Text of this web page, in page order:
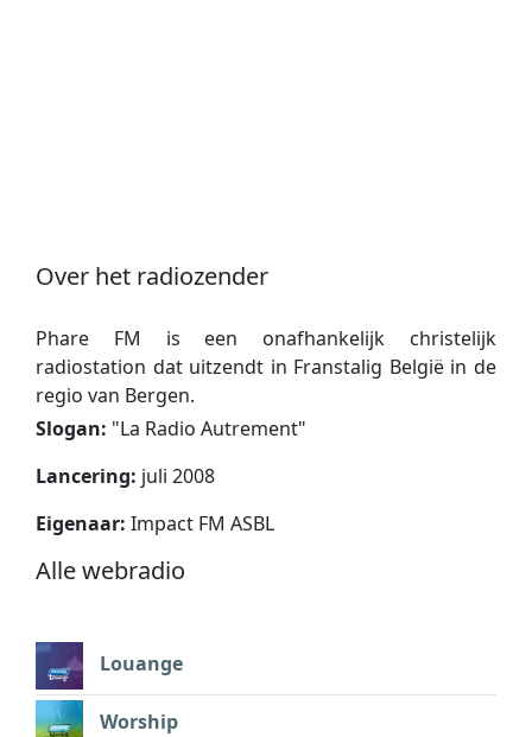
Over het radiozender
Phare FM is een onafhankelijk christelijk
radiostation dat uitzendt in Franstalig België in de
regio van Bergen.
Slogan: "La Radio Autrement"
Lancering: juli 2008
Eigenaar: Impact FM ASBL
Alle webradio
Louange
Worship